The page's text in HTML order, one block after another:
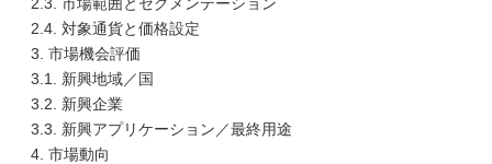
2.4. 対象通貨と価格設定
3. 市場機会評価
3.1. 新興地域／国
3.2. 新興企業
3.3. 新興アプリケーション／最終用途
4. 市場動向